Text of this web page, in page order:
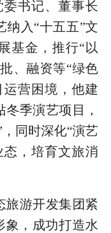
书记、董事长
纳入“十五五”文
基金，推行“以
、融资等“绿色
营困境，他建
季演艺项目，
同时深化“演艺
态，培育文旅消
旅游开发集团紧
象，成功打造水